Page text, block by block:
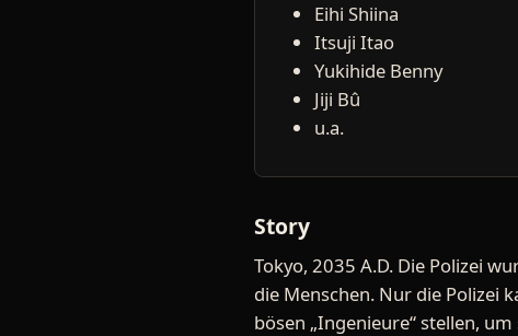
Eihi Shiina
Itsuji Itao
Yukihide Benny
Jiji Bû
u.a.
Story
Tokyo, 2035 A.D. Die Polizei
die Menschen. Nur die Polizei
bösen „Ingenieure“ stellen,